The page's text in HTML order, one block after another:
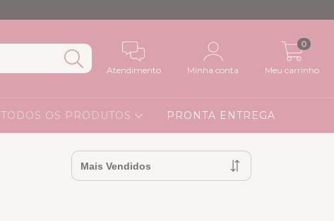
Atendimento Minha conta Meu carrinho
0
TODOS OS PRODUTOS PRONTA ENTREGA